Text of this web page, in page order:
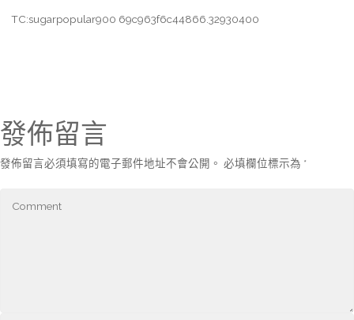
TC:sugarpopular900 69c963f6c44866.32930400
發佈留言
發佈留言必須填寫的電子郵件地址不會公開。 必填欄位標示為 *